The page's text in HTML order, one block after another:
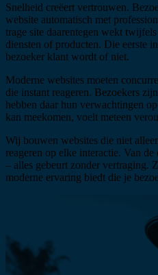
Snelheid creëert vertrouwen.
website automatisch met
trage site daarentegen wekt
diensten of producten. Die eerste
bezoeker klant wordt of niet.
Moderne websites moeten
die instant reageren. Bezoekers
hebben daar hun verwachtingen
kan meekomen, voelt meteen
Wij bouwen websites die niet
reageren op elke interactie. Van
– alles gebeurt zonder vertraging.
moderne ervaring biedt die je